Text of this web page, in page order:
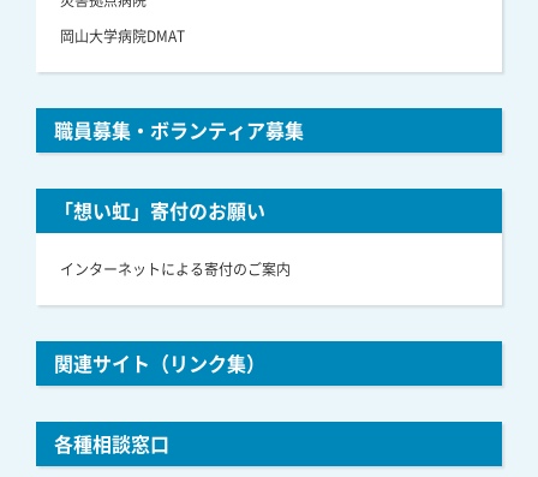
岡山大学病院DMAT
職員募集・ボランティア募集
「想い虹」寄付のお願い
インターネットによる寄付のご案内
関連サイト（リンク集）
各種相談窓口